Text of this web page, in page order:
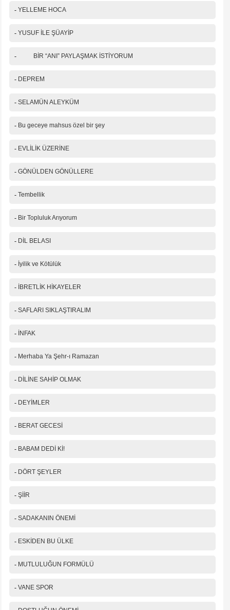
- YELLEME HOCA
- YUSUF İLE ŞÜAYİP
- BİR “ANI” PAYLAŞMAK İSTİYORUM
- DEPREM
- SELAMÜN ALEYKÜM
- Bu geceye mahsus özel bir şey
- EVLİLİK ÜZERİNE
- GÖNÜLDEN GÖNÜLLERE
- Tembellik
- Bir Topluluk Arıyorum
- DİL BELASI
- İyilik ve Kötülük
- İBRETLİK HİKAYELER
- SAFLARI SIKLAŞTIRALIM
- İNFAK
- Merhaba Ya Şehr-ı Ramazan
- DİLİNE SAHİP OLMAK
- DEYİMLER
- BERAT GECESİ
- BABAM DEDİ Kİ!
- DÖRT ŞEYLER
- ŞİİR
- SADAKANIN ÖNEMİ
- ESKİDEN BU ÜLKE
- MUTLULUĞUN FORMÜLÜ
- VANE SPOR